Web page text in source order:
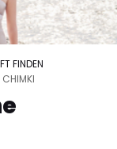
FINDEN
CHIMKI